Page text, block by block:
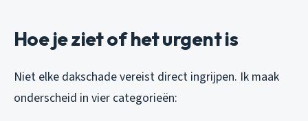
Hoe je ziet of het urgent is
Niet elke dakschade vereist direct ingrijpen. Ik maak
onderscheid in vier categorieën: